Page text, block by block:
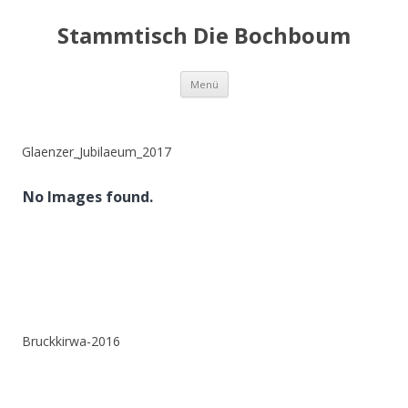
springenStammtisch Die Bochboum
Menü
Glaenzer_Jubilaeum_2017
No Images found.
Bruckkirwa-2016